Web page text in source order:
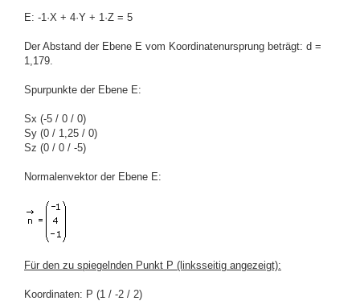
E: -1·X + 4·Y + 1·Z = 5
Der Abstand der Ebene E vom Koordinatenursprung beträgt: d =
1,179.
Spurpunkte der Ebene E:
Sx (-5 / 0 / 0)
Sy (0 / 1,25 / 0)
Sz (0 / 0 / -5)
Normalenvektor der Ebene E:
Für den zu spiegelnden Punkt P (linksseitig angezeigt):
Koordinaten: P (1 / -2 / 2)